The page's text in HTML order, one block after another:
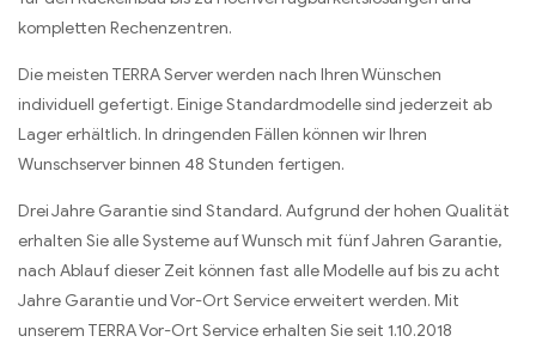
kompletten Rechenzentren.
Die meisten TERRA Server werden nach Ihren Wünschen
individuell gefertigt. Einige Standardmodelle sind jederzeit ab
Lager erhältlich. In dringenden Fällen können wir Ihren
Wunschserver binnen 48 Stunden fertigen.
Drei Jahre Garantie sind Standard. Aufgrund der hohen Qualität
erhalten Sie alle Systeme auf Wunsch mit fünf Jahren Garantie,
nach Ablauf dieser Zeit können fast alle Modelle auf bis zu acht
Jahre Garantie und Vor-Ort Service erweitert werden. Mit
unserem TERRA Vor-Ort Service erhalten Sie seit 1.10.2018